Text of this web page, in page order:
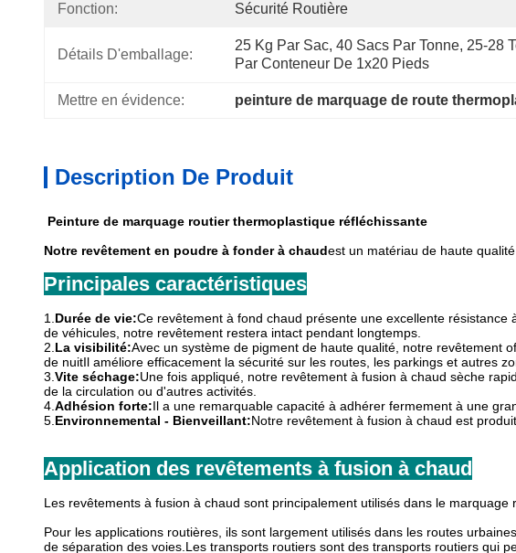
Fonction: Sécurité Routière
Détails D'emballage:
25 Kg Par Sac, 40 Sacs Par Tonne, 25-28
Par Conteneur De 1x20 Pieds
Mettre en évidence: peinture de marquage de route
Description De Produit
Peinture de marquage routier thermoplastique réfléchissante
Notre revêtement en poudre à fonder à chaudest un matériau de haute
Principales caractéristiques
1. Durée de vie:Ce revêtement à fond chaud présente une excellente
de véhicules, notre revêtement restera intact pendant longtemps.
2. La visibilité:Avec un système de pigment de haute qualité, notre revêtement
de nuitIl améliore efficacement la sécurité sur les routes, les parkings et autres
3. Vite séchage:Une fois appliqué, notre revêtement à fusion à chaud sèche
de la circulation ou d'autres activités.
4. Adhésion forte:Il a une remarquable capacité à adhérer fermement à une
5. Environnemental - Bienveillant:Notre revêtement à fusion à chaud est
Application des revêtements à fusion à chaud
Les revêtements à fusion à chaud sont principalement utilisés dans le marquage
Pour les applications routières, ils sont largement utilisés dans les routes
de séparation des voies.Les transports routiers sont des transports routiers qui